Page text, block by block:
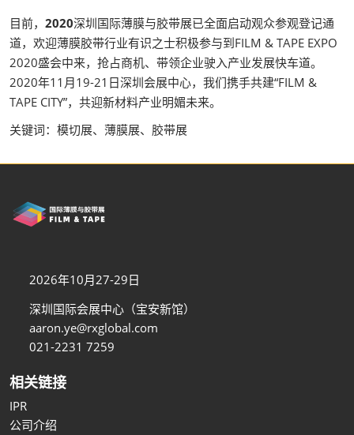
目前， 2020深圳国际薄膜与胶带展已全面启动观众参观登记通
道，欢迎薄膜胶带行业有识之士积极参与到FILM & TAPE EXPO
2020盛会中来，抢占商机、带领企业驶入产业发展快车道。
2020年11月19-21日深圳会展中心，我们携手共建“FILM &
TAPE CITY”，共迎新材料产业明媚未来。
关键词：模切展、薄膜展、胶带展
2026年10月27-29日
深圳国际会展中心（宝安新馆）
aaron.ye@rxglobal.com
021-2231 7259
相关链接
IPR
公司介绍